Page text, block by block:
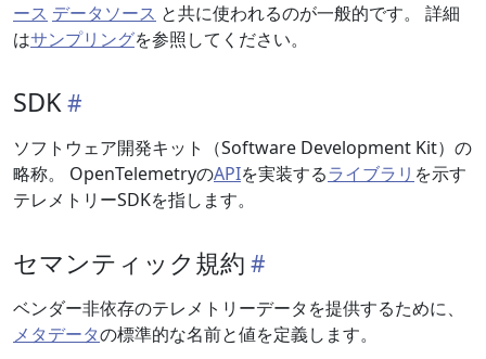
ース データソース と共に使われるのが一般的です。 詳細
はサンプリングを参照してください。
SDK
ソフトウェア開発キット（Software Development Kit）の
略称。 OpenTelemetryのAPIを実装するライブラリ を示す
テレメトリーSDKを指します。
セマンティック規約
ベンダー非依存のテレメトリーデータを提供するために、
メタデータの標準的な名前と値を定義します。